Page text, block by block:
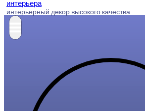
интерьерный декор высокого качества